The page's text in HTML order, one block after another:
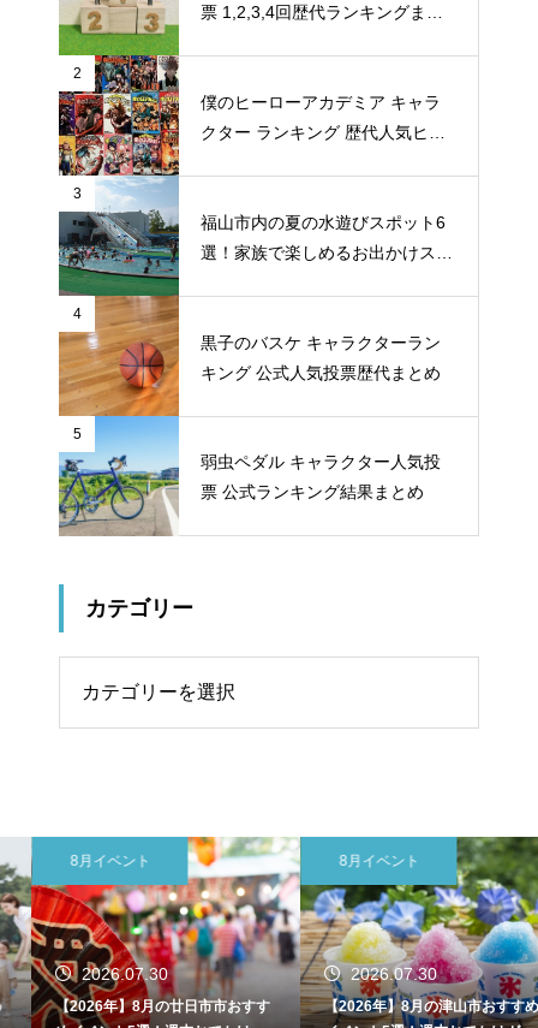
票 1,2,3,4回歴代ランキングまと
2
僕のヒーローアカデミア キャラ
クター ランキング 歴代人気ヒー
3
福山市内の夏の水遊びスポット6
選！家族で楽しめるお出かけスポ
4
黒子のバスケ キャラクターラン
キング 公式人気投票歴代まとめ
5
弱虫ペダル キャラクター人気投
票 公式ランキング結果まとめ
カテゴリー
8月イベント
2026.07.30
【2026年】8月の廿日市市おすす
8月イベント
2026.07.30
【2026年】8月の津山市おすすめ